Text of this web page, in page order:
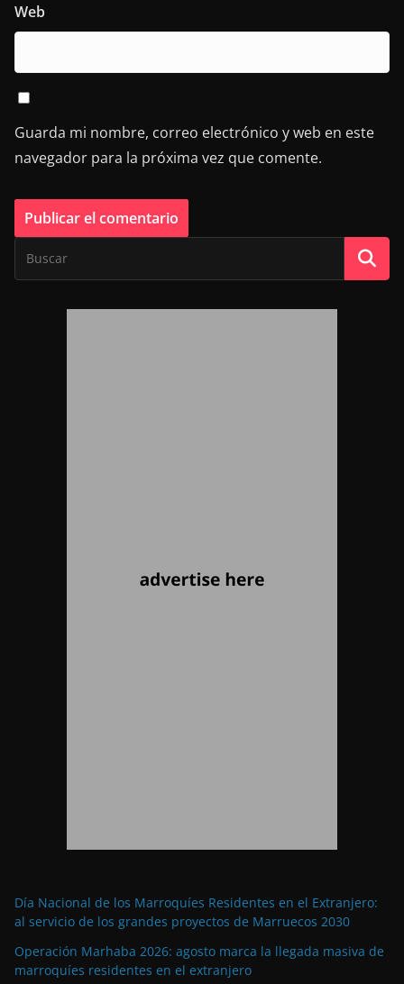
Web
Guarda mi nombre, correo electrónico y web en este
navegador para la próxima vez que comente.
Día Nacional de los Marroquíes Residentes en el Extranjero:
al servicio de los grandes proyectos de Marruecos 2030
Operación Marhaba 2026: agosto marca la llegada masiva de
marroquíes residentes en el extranjero